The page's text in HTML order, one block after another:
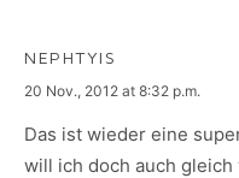
NEPHTYIS
says:
20 Nov., 2012 at 8:32 p.m.
Das ist wieder eine
will ich doch auch